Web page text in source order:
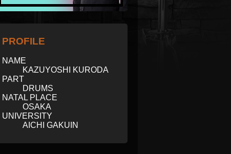
PROFILE
NAME
KAZUYOSHI KURODA
PART
DRUMS
NATAL PLACE
OSAKA
UNIVERSITY
AICHI GAKUIN